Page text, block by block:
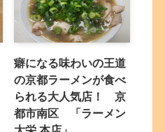
癖になる味わいの王道
の京都ラーメンが食べ
られる大人気店！ 京
都市南区 「ラーメン